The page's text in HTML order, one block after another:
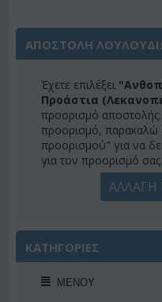
ΑΠΟΣΤΟΛΗ
Έχετε επιλέξει
Προάστια
προορισμό
προορισμό, παρακαλώ
προορισμού" για να
για τον προορισμό σας.
ΚΑΤΗΓΟΡΙΕΣ
ΜΕΝΟΎ